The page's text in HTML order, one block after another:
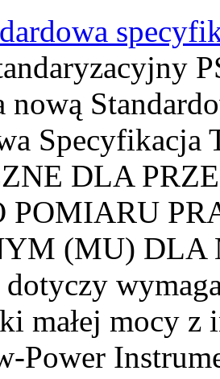
nową
DLA
POMIARU
(MU) DLA
małej mocy
Power